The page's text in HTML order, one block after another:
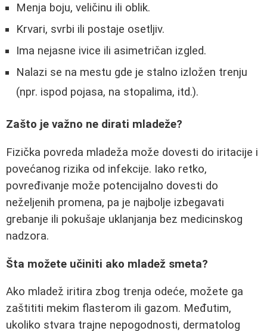
Menja boju, veličinu ili oblik.
Krvari, svrbi ili postaje osetljiv.
Ima nejasne ivice ili asimetričan izgled.
Nalazi se na mestu gde je stalno izložen trenju
(npr. ispod pojasa, na stopalima, itd.).
Zašto je važno ne dirati mladeže?
Fizička povreda mladeža može dovesti do iritacije i
povećanog rizika od infekcije. Iako retko,
povređivanje može potencijalno dovesti do
neželjenih promena, pa je najbolje izbegavati
grebanje ili pokušaje uklanjanja bez medicinskog
nadzora.
Šta možete učiniti ako mladež smeta?
Ako mladež iritira zbog trenja odeće, možete ga
zaštititi mekim flasterom ili gazom. Međutim,
ukoliko stvara trajne nepogodnosti, dermatolog